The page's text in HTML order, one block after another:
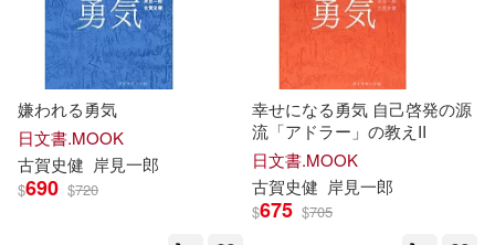
電子書 (可複選)
適合手機平板閱讀(2)
其他 (可複選)
嫌われる勇気
日文書.MOOK
古賀史健 岸見一郎
$690 $720
幸せになる勇気 自己啓発の源
流「アドラー」の教えII
日文書.MOOK
古賀史健 岸見一郎
$675 $705